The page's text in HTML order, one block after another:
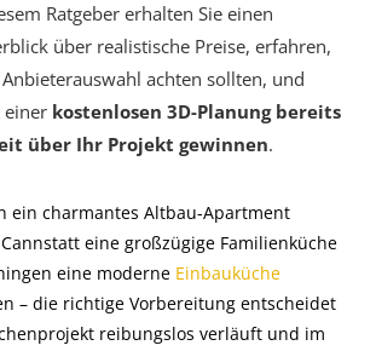
Ratgeber erhalten Sie einen
über realistische Preise, erfahren,
achten sollten, und
einer kostenlosen 3D-Planung bereits
über Ihr Projekt gewinnen.
ein charmantes Altbau-Apartment
eine großzügige Familienküche
eine moderne Einbauküche
– die richtige Vorbereitung entscheidet
reibungslos verläuft und im